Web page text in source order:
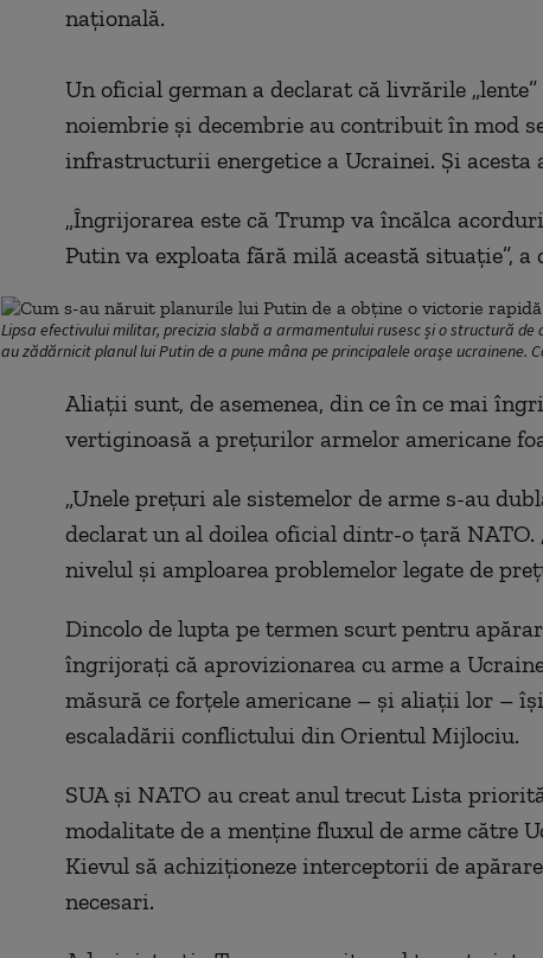
națională.
Un oficial german a declarat că livrările
noiembrie și decembrie au contribuit în mod
infrastructurii energetice a Ucrainei. Și acesta
„Îngrijorarea este că Trump va încălca
Putin va exploata fără milă această situație”,
Lipsa efectivului militar, precizia slabă a armamentului rusesc și o structură
au zădărnicit planul lui Putin de a pune mâna pe principalele orașe ucrainene.
Aliații sunt, de asemenea, din ce în ce mai
vertiginoasă a prețurilor armelor americane
„Unele prețuri ale sistemelor de arme s-au
declarat un al doilea oficial dintr-o țară NATO.
nivelul și amploarea problemelor legate de
Dincolo de lupta pe termen scurt pentru
îngrijorați că aprovizionarea cu arme a
măsură ce forțele americane – și aliații lor –
escaladării conflictului din Orientul Mijlociu.
SUA și NATO au creat anul trecut Lista
modalitate de a menține fluxul de arme către
Kievul să achiziționeze interceptorii de
necesari.